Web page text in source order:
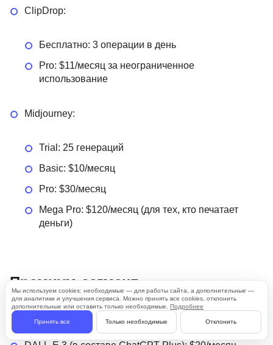
ClipDrop:
Бесплатно: 3 операции в день
Pro: $11/месяц за неограниченное
использование
Midjourney:
Trial: 25 генераций
Basic: $10/месяц
Pro: $30/месяц
Mega Pro: $120/месяц (для тех, кто печатает
деньги)
Премиум-сегмент
(для тех, кто серьезно относится к инструментам)
Мы используем cookies: необходимые — для работы сайта, а дополнительные —
для аналитики и улучшения сервиса. Можно принять все cookies, отклонить
дополнительные или оставить только необходимые. Подробнее
Принять все Только необходимые Отклонить